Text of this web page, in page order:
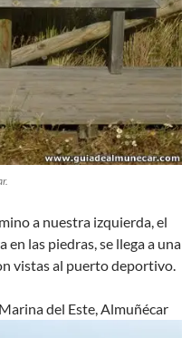
a nuestra izquierda, el
las piedras, se llega a una
vistas al puerto deportivo.
del Este, Almuñécar